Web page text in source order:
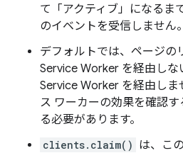
て「アクティブ」になるまで
のイベントを受信しません。
デフォルトでは、ページの
Service Worker を経由しな
Service Worker を経由し
ス ワーカーの効果を確認
る必要があります。
clients.claim() は、こ